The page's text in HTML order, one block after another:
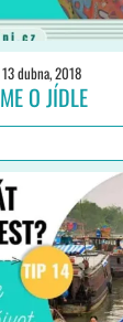
13 dubna, 2018
O JÍDLE